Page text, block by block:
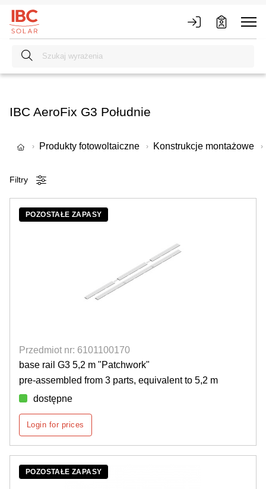
IBC AeroFix G3 Południe
Produkty fotowoltaiczne Konstrukcje montażowe
Filtry
POZOSTAŁE ZAPASY
Przedmiot nr: 6101100170
base rail G3 5,2 m "Patchwork"
pre-assembled from 3 parts, equivalent to 5,2 m
dostępne
Login for prices
POZOSTAŁE ZAPASY